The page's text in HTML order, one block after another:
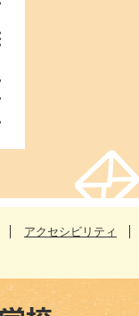
アクセシビリティ